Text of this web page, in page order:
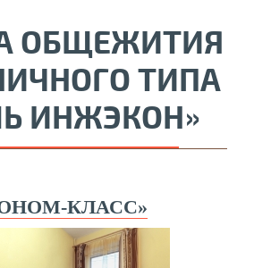
ОБЩЕЖИТИЯ
ТИПА
ИНЖЭКОН»
КЛАСС»